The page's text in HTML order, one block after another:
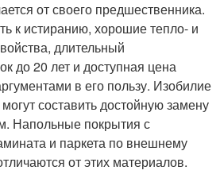
от своего предшественника.
к истиранию, хорошие тепло- и
длительный
до 20 лет и доступная цена
в его пользу. Изобилие
составить достойную замену
Напольные покрытия с
и паркета по внешнему
от этих материалов.